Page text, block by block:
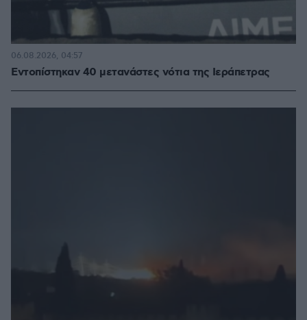
Εντοπίστηκαν 40 μετανάστες νότια της Ιεράπετρας
06.08.2026, 04:57